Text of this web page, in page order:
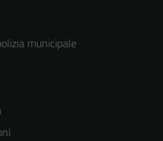
municipale
Questi cookie